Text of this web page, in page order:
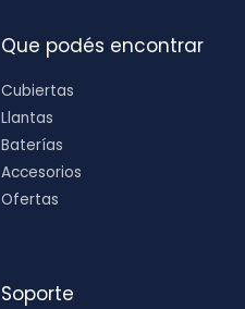
Que podés encontrar
Cubiertas
Llantas
Baterías
Accesorios
Ofertas
Soporte